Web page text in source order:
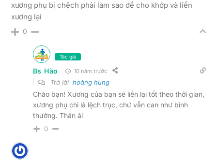
xương phụ bị chệch phải làm sao để cho khớp và liền
xương lại
0
Tác giả
Bs Hào 10 năm trước
Trả lời hoàng hùng
Chào bạn! Xương của bạn sẽ liền lại tốt theo thời gian,
xương phụ chỉ là lệch trục, chứ vẫn can như bình
thường. Thân ái
0